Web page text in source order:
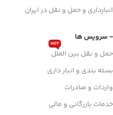
انبارداری و حمل و نقل در ایران
- سرویس ها
حمل و نقل بین الملل
HOT
بسته بندی و انبار داری
واردات و صادرات
خدمات بازرگانی و مالی